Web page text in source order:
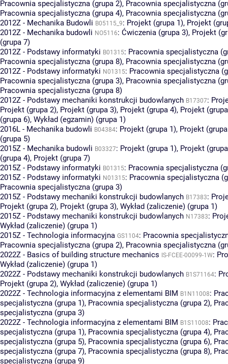
Pracownia specjalistyczna (grupa 2), Pracownia specjalistyczna
Pracownia specjalistyczna (grupa 4), Pracownia specjalistyczna
2012Z - Mechanika Budowli B05115_9: Projekt (grupa 1), Projekt
2012Z - Mechanika budowli NO5116: Ćwiczenia (grupa 3), Projekt
(grupa 7)
2012Z - Podstawy informatyki B01315: Pracownia specjalistyczna
Pracownia specjalistyczna (grupa 8), Pracownia specjalistyczna
2012Z - Podstawy informatyki N01315: Pracownia specjalistyczna
Pracownia specjalistyczna (grupa 3), Pracownia specjalistyczna
Pracownia specjalistyczna (grupa 8)
2012Z - Podstawy mechaniki konstrukcji budowlanych B17307:
Projekt (grupa 2), Projekt (grupa 3), Projekt (grupa 4), Projekt
(grupa 6), Wykład (egzamin) (grupa 1)
2016L - Mechanika budowli B04384: Projekt (grupa 1), Projekt
(grupa 5)
2015Z - Mechanika budowli B03327: Projekt (grupa 1), Projekt
(grupa 4), Projekt (grupa 7)
2015Z - Podstawy informatyki B01315: Pracownia specjalistyczna
2015Z - Podstawy informatyki N01315: Pracownia specjalistyczna
Pracownia specjalistyczna (grupa 3)
2015Z - Podstawy mechaniki konstrukcji budowlanych B17383:
Projekt (grupa 2), Projekt (grupa 3), Wykład (zaliczenie) (grupa 1)
2015Z - Podstawy mechaniki konstrukcji budowlanych N17383:
Wykład (zaliczenie) (grupa 1)
2015Z - Technologia informacyjna GS1104: Pracownia
Pracownia specjalistyczna (grupa 2), Pracownia specjalistyczna
2022Z - Basics of building structure mechanics IS-FCEE-00099-1W:
Wykład (zaliczenie) (grupa 1)
2022Z - Podstawy mechaniki konstrukcji budowlanych B1S71164:
Projekt (grupa 2), Wykład (zaliczenie) (grupa 1)
2022Z - Technologia informacyjna z elementami BIM B1N11008:
specjalistyczna (grupa 1), Pracownia specjalistyczna (grupa 2),
specjalistyczna (grupa 3)
2022Z - Technologia informacyjna z elementami BIM B1S11008:
specjalistyczna (grupa 1), Pracownia specjalistyczna (grupa 4),
specjalistyczna (grupa 5), Pracownia specjalistyczna (grupa 6),
specjalistyczna (grupa 7), Pracownia specjalistyczna (grupa 8),
specjalistyczna (grupa 9)